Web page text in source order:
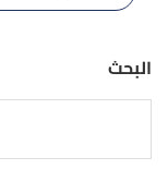
البحث